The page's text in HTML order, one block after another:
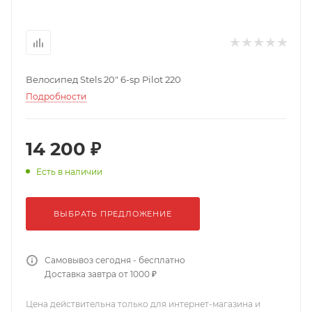
Велосипед Stels 20" 6-sp Pilot 220
Подробности
14 200 ₽
Есть в наличии
ВЫБРАТЬ ПРЕДЛОЖЕНИЕ
Самовывоз сегодня - бесплатно
Доставка завтра от 1000 ₽
Цена действительна только для интернет-магазина и